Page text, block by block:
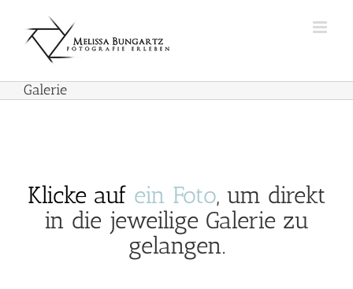
springen
Galerie
Klicke auf ein Foto, um direkt
in die jeweilige Galerie zu
gelangen.